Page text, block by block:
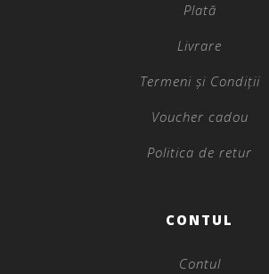
Plată
Livrare
Termeni și Condiții
Voucher cadou
Politica de retur
CONTUL
Contul